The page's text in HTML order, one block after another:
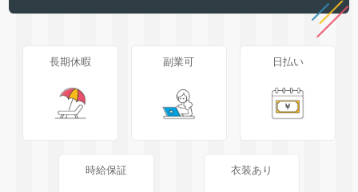
長期休暇 副業可 日払い
時給保証 衣装あり